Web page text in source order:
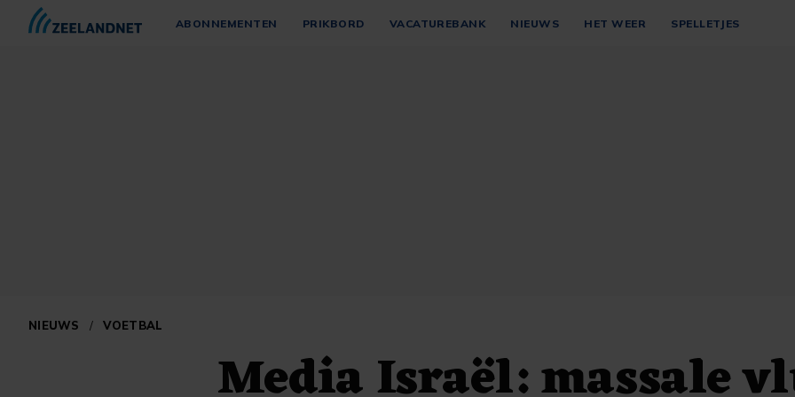
ABONNEMENTEN PRIKBORD VACATUREBANK NIEUWS HET WEER SPELLETJES
NIEUWS / VOETBAL